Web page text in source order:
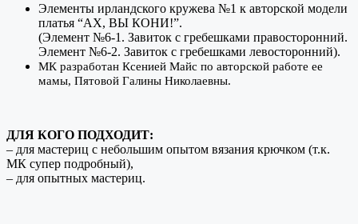
Элементы ирландского кружева №1 к авторской модели
платья “АХ, ВЫ КОНИ!”.
(Элемент №6-1. Завиток с гребешками правосторонний.
Элемент №6-2. Завиток с гребешками левосторонний).
МК разработан Ксенией Майс по авторской работе ее
мамы, Пятовой Галины Николаевны.
ДЛЯ КОГО ПОДХОДИТ:
– для мастериц с небольшим опытом вязания крючком (т.к.
МК супер подробный),
– для опытных мастериц.